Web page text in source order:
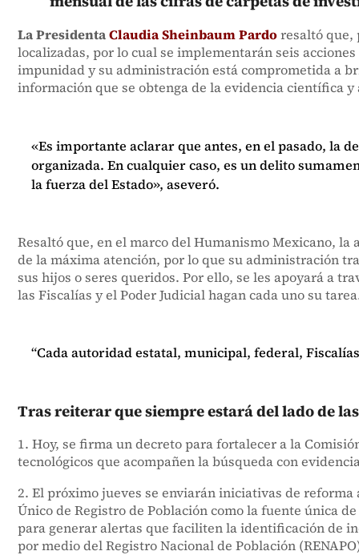
La PresidentaClaudia Sheinbaum Pardoresaltó que,
localizadas, por lo cual se implementarán seis
impunidad y su administración está comprometida a
información que se obtenga de la evidencia científica
«Es importante aclarar que antes, en el pasado, la
organizada. En cualquier caso, es un delito
la fuerza del Estado», aseveró.
Resaltó que, en el marco del Humanismo Mexicano,
de la máxima atención, por lo que su administración
sus hijos o seres queridos. Por ello, se les apoyará a
las Fiscalías y el Poder Judicial hagan cada uno su
“Cada autoridad estatal, municipal, federal,
Tras reiterar que siempre estará del lado de
1. Hoy, se firma un decreto para fortalecer a la
tecnológicos que acompañen la búsqueda con
2. El próximo jueves se enviarán iniciativas de
Único de Registro de Población como la fuente única
para generar alertas que faciliten la identificación de
por medio del Registro Nacional de Población